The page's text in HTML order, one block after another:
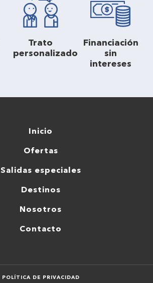
Trato
personalizado
Financiación
sin
intereses
Inicio
Ofertas
Salidas especiales
Destinos
Nosotros
Contacto
POLÍTICA DE PRIVACIDAD